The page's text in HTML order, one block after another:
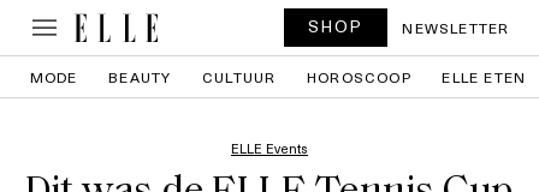
SHOP NEWSLETTER
MODE BEAUTY CULTUUR HOROSCOOP ELLE ETEN
ELLE Events